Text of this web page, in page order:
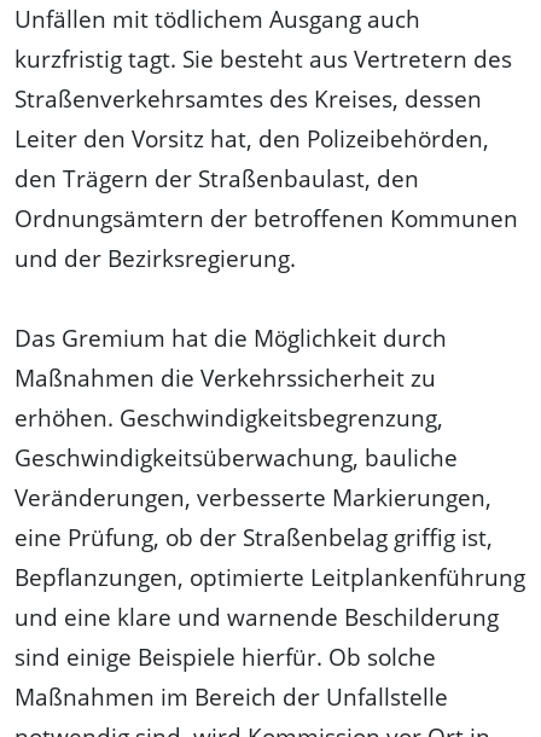
Unfällen mit tödlichem Ausgang auch
kurzfristig tagt. Sie besteht aus Vertretern des
Straßenverkehrsamtes des Kreises, dessen
Leiter den Vorsitz hat, den Polizeibehörden,
den Trägern der Straßenbaulast, den
Ordnungsämtern der betroffenen Kommunen
und der Bezirksregierung.
Das Gremium hat die Möglichkeit durch
Maßnahmen die Verkehrssicherheit zu
erhöhen. Geschwindigkeitsbegrenzung,
Geschwindigkeitsüberwachung, bauliche
Veränderungen, verbesserte Markierungen,
eine Prüfung, ob der Straßenbelag griffig ist,
Bepflanzungen, optimierte Leitplankenführung
und eine klare und warnende Beschilderung
sind einige Beispiele hierfür. Ob solche
Maßnahmen im Bereich der Unfallstelle